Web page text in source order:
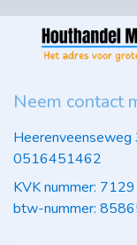
Neem contact
Heerenveenseweg
0516451462
KVK nummer:
btw-nummer: